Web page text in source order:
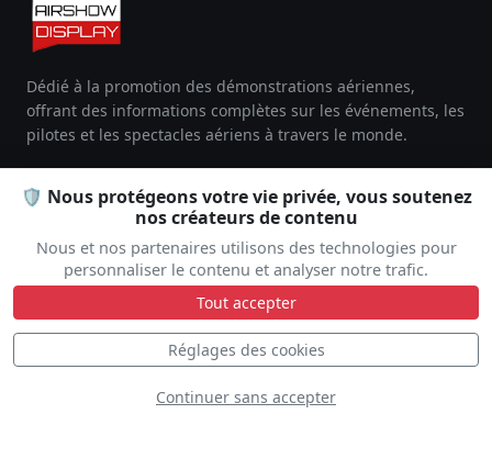
🛡️ Nous protégeons votre vie privée, vous soutenez
nos créateurs de contenu
Nous et nos partenaires utilisons des technologies pour
personnaliser le contenu et analyser notre trafic.
Tout accepter
Réglages des cookies
Continuer sans accepter
Dédié à la promotion des démonstrations aériennes,
offrant des informations complètes sur les événements, les
pilotes et les spectacles aériens à travers le monde.
FR EN